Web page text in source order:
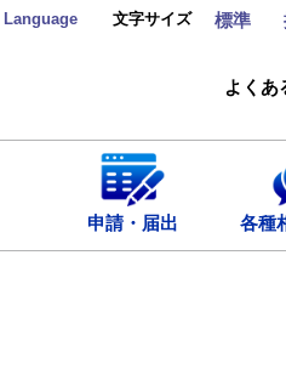
Language 文字サイズ 標準
よくあ
申請・届出 各種